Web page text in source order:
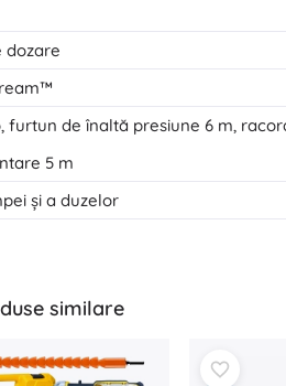
dozare
furtun de înaltă presiune 6 m,
5 m
și a duzelor
similare